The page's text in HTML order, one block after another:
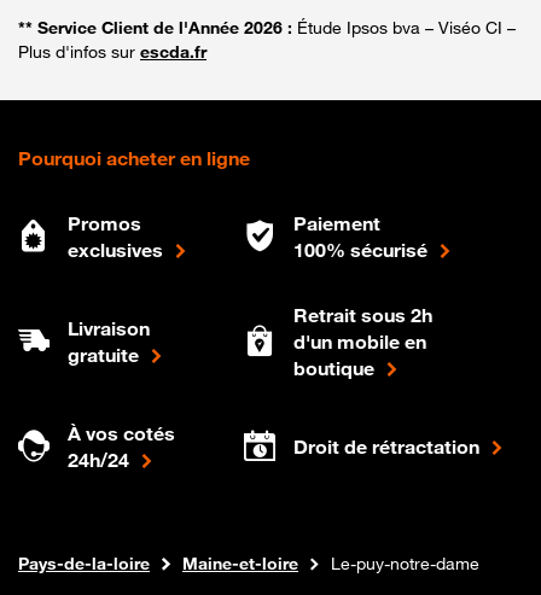
** Service Client de l'Année 2026 : Étude Ipsos bva – Viséo CI –
Plus d'infos sur escda.fr
Pourquoi acheter en ligne
Promos
exclusives
Paiement
100% sécurisé
Livraison
gratuite
Retrait sous 2h
d'un mobile en
boutique
À vos cotés
24h/24
Droit de rétractation
Boutique Orange
Internet fibre
Pays-de-la-loire Maine-et-loire Le-puy-notre-dame